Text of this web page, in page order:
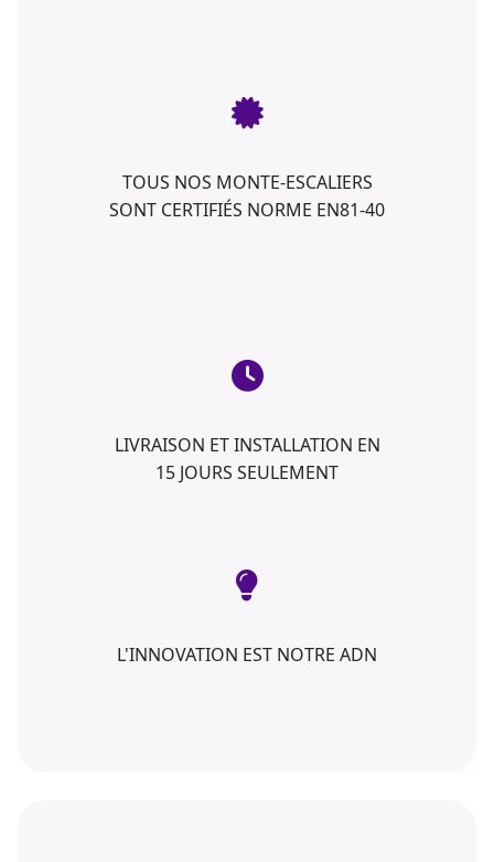
TOUS NOS MONTE-ESCALIERS
SONT CERTIFIÉS NORME EN81-40
LIVRAISON ET INSTALLATION EN
15 JOURS SEULEMENT
L'INNOVATION EST NOTRE ADN